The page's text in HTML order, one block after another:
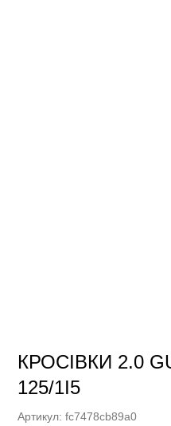
КРОСІВКИ 2.0
125/1I5
Артикул:fc7478cb89a0